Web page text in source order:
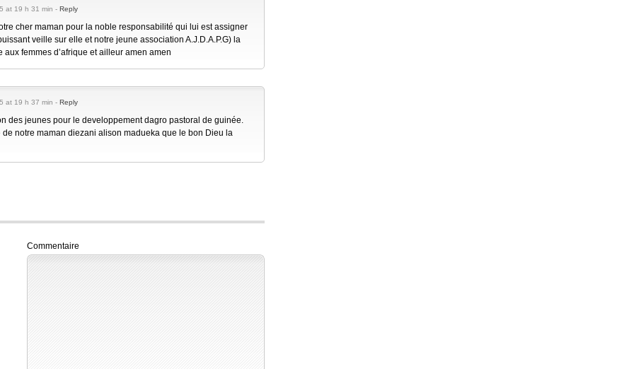
at 19 h 31 min - Reply
cher maman pour la noble responsabilité qui lui est assigner
veille sur elle et notre jeune association A.J.D.A.P.G) la
femmes d’afrique et ailleur amen amen
at 19 h 37 min - Reply
des jeunes pour le developpement dagro pastoral de guinée.
notre maman diezani alison madueka que le bon Dieu la
Commentaire